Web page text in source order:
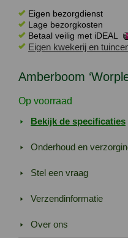
Amberboom
Op voorraad
(Liquidambar)
aantal
Eigen bezorgdienst
Lage bezorgkosten
Betaal veilig met iDEAL
Eigen kwekerij en
Bekijk de specificaties
Onderhoud en
Stel een vraag
Verzendinformatie
Over ons